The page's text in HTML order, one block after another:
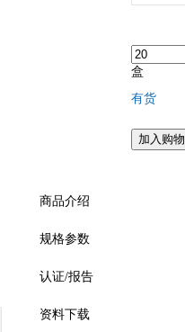
盒
有货
加入购
商品介绍
规格参数
认证/报告
资料下载